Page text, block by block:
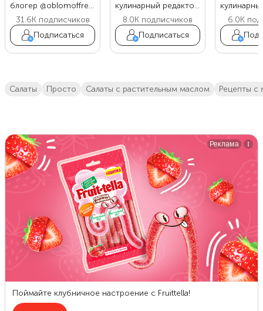
блогер @oblomoffrecipe
31.6Kподписчиков
Подписаться
кулинарный редактор Food.ru
8.0K подписчиков
Подписаться
6.0K
салаты просто салаты с растительным маслом рецепты